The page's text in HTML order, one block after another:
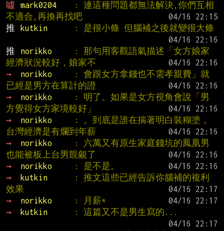
噓
mark0204
: 連這種問題都無法解決,你們互相
不適合,再換再找吧
推
kutkin
: 是很小條 但腦補之後就變很大條
推
norikko
: 那句用客觀語氣描述「女方娘家
經濟狀況較好，娘家不
→
norikko
: 會跟女方拿錢也不需孝親費」就
已經是男方在算計的證
→
norikko
: 明了。如果是女方視角會說「男
方覺得女方家境較好」
→
norikko
: 。到底是誰在揣著明白裝糊塗，
台灣經濟是有爛到年薪
→
norikko
: 六萬又有原生家庭錢坑的鳳凰男
也能被板上台男覬覦了
→
norikko : 是不是。
→
kutkin
: 推文這些已經告訴你腦補的複利
效果
→
norikko : 月薪*
→
kutkin
: 這篇又不是男生寫的...